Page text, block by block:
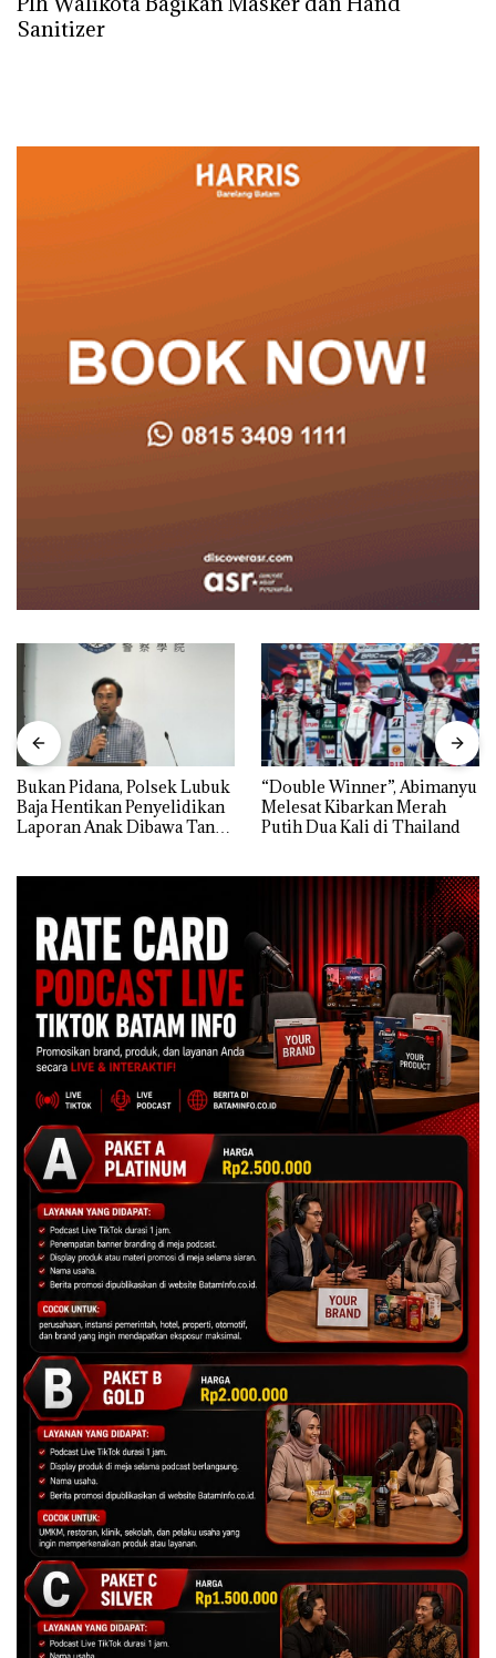
Sanitizer
Bukan Pidana, Polsek Lubuk
Baja Hentikan Penyelidikan
Laporan Anak Dibawa Tanpa
“Double Winner”, Abimanyu
Melesat Kibarkan Merah
Putih Dua Kali di Thailand